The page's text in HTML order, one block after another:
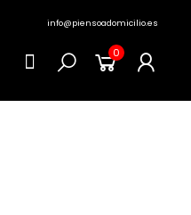
info@piensoadomicilio.es
0